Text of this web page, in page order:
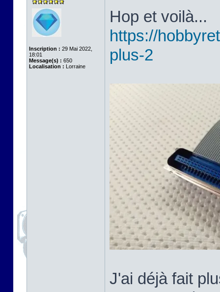
Inscription : 29 Mai 2022,
18:01
Message(s) : 650
Localisation : Lorraine
Hop et voilà...
https://
plus-2
J'ai déjà fait